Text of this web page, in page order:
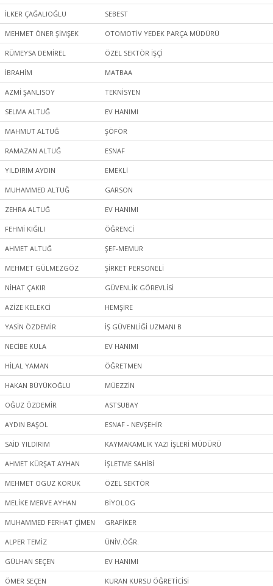
İLKER ÇAĞALIOĞLU SEBEST
MEHMET ÖNER ŞİMŞEK OTOMOTİV YEDEK PARÇA MÜDÜRÜ
RÜMEYSA DEMİREL ÖZEL SEKTÖR İŞÇİ
İBRAHİM MATBAA
AZMİ ŞANLISOY TEKNİSYEN
SELMA ALTUĞ EV HANIMI
MAHMUT ALTUĞ ŞÖFÖR
RAMAZAN ALTUĞ ESNAF
YILDIRIM AYDIN EMEKLİ
MUHAMMED ALTUĞ GARSON
ZEHRA ALTUĞ EV HANIMI
FEHMİ KIĞILI ÖĞRENCİ
AHMET ALTUĞ ŞEF-MEMUR
MEHMET GÜLMEZGÖZ ŞİRKET PERSONELİ
NİHAT ÇAKIR GÜVENLİK GÖREVLİSİ
AZİZE KELEKCİ HEMŞİRE
YASİN ÖZDEMİR İŞ GÜVENLİĞİ UZMANI B
NECİBE KULA EV HANIMI
HİLAL YAMAN ÖĞRETMEN
HAKAN BÜYÜKOĞLU MÜEZZİN
OĞUZ ÖZDEMİR ASTSUBAY
AYDIN BAŞOL ESNAF - NEVŞEHİR
SAİD YILDIRIM KAYMAKAMLIK YAZI İŞLERİ MÜDÜRÜ
AHMET KÜRŞAT AYHAN İŞLETME SAHİBİ
MEHMET OGUZ KORUK ÖZEL SEKTÖR
MELİKE MERVE AYHAN BİYOLOG
MUHAMMED FERHAT ÇİMEN GRAFİKER
ALPER TEMİZ ÜNİV.ÖĞR.
GÜLHAN SEÇEN EV HANIMI
ÖMER SEÇEN KURAN KURSU ÖĞRETİCİSİ